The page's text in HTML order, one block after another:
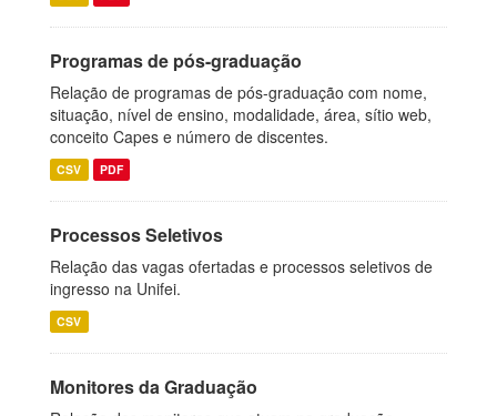
Programas de pós-graduação
Relação de programas de pós-graduação com nome,
situação, nível de ensino, modalidade, área, sítio web,
conceito Capes e número de discentes.
CSV PDF
Processos Seletivos
Relação das vagas ofertadas e processos seletivos de
ingresso na Unifei.
CSV
Monitores da Graduação